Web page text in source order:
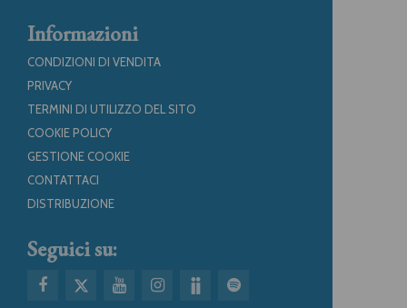
Informazioni
CONDIZIONI DI VENDITA
PRIVACY
TERMINI DI UTILIZZO DEL SITO
COOKIE POLICY
GESTIONE COOKIE
CONTATTACI
DISTRIBUZIONE
Seguici su: